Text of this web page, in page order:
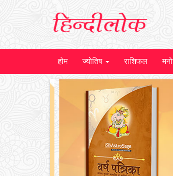
होम ज्योतिष राशिफल